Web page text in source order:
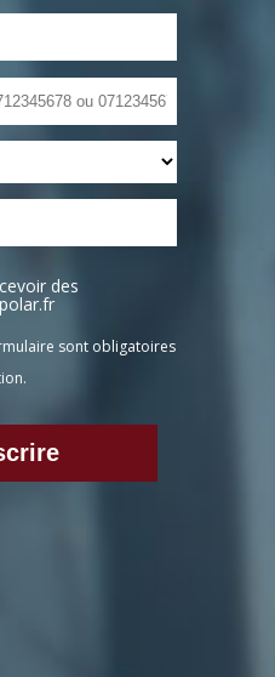
des
sont obligatoires